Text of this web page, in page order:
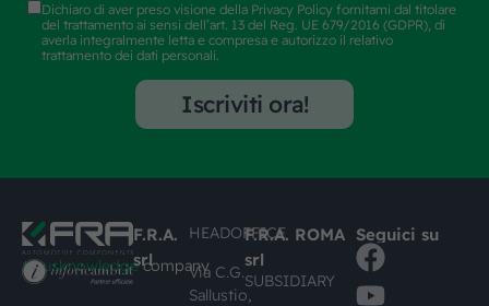
Dichiaro di aver preso visione della Privacy Policy fornitami dal titolare
del trattamento ai sensi dell’art. 13 del Reg. UE 679/2016 (GDPR), di
averla integralmente letta e compresa e autorizzo il relativo
trattamento dei dati personali.
Iscriviti ora!
#busknowledgecompany
F.R.A.
srl
HEADOFFICE
Via C.G.
Sallustio,
F.R.A. ROMA
srl
SUBSIDIARY
Seguici su